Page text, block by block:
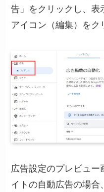
告」をクリックし、表
アイコン（編集）をク
広告設定のプレビュー
イトの自動広告の場合